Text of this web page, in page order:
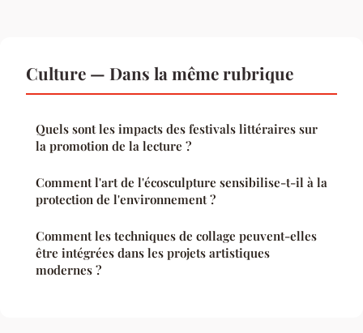
Culture — Dans la même rubrique
Quels sont les impacts des festivals littéraires sur
la promotion de la lecture ?
Comment l'art de l'écosculpture sensibilise-t-il à la
protection de l'environnement ?
Comment les techniques de collage peuvent-elles
être intégrées dans les projets artistiques
modernes ?